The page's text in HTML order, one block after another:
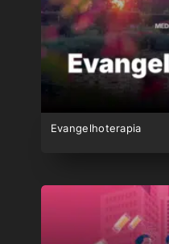
Evangelhoterapia